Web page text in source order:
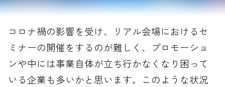
コロナ禍の影響を受け、リアル会場におけるセ
ミナーの開催をするのが難しく、プロモーショ
ンや中には事業自体が立ち行かなくなり困って
いる企業も多いかと思います。このような状況